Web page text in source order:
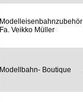
Modelleisenbahnzubehör
Fa. Veikko Müller
Modellbahn- Boutique